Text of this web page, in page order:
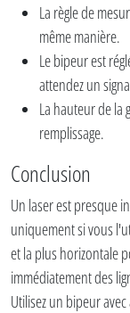
La règle de
même manière.
Le bipeur est
attendez un
La hauteur de la
remplissage.
Conclusion
Un laser est presque
uniquement si vous
et la plus horizontale
immédiatement des
Utilisez un bipeur